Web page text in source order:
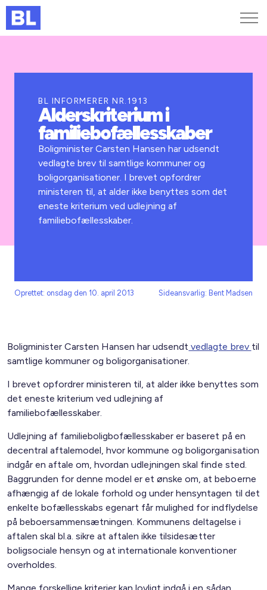
Kurser og arrangementer
Jobportalen
BL INFORMERER NR.1913
Alderskriterium i
familiebofællesskaber
Boligminister Carsten Hansen har udsendt
vedlagte brev til samtlige kommuner og
boligorganisationer. I brevet opfordrer
ministeren til, at alder ikke benyttes som det
eneste kriterium ved udlejning af
familiebofællesskaber.
Oprettet: onsdag den 10. april 2013 Sideansvarlig: Bent Madsen
Boligminister Carsten Hansen har udsendt vedlagte brev til
samtlige kommuner og boligorganisationer.
I brevet opfordrer ministeren til, at alder ikke benyttes som
det eneste kriterium ved udlejning af
familiebofællesskaber.
Udlejning af familieboligbofællesskaber er baseret på en
decentral aftalemodel, hvor kommune og boligorganisation
indgår en aftale om, hvordan udlejningen skal finde sted.
Baggrunden for denne model er et ønske om, at beboerne
afhængig af de lokale forhold og under hensyntagen til det
enkelte bofællesskabs egenart får mulighed for indflydelse
på beboersammensætningen. Kommunens deltagelse i
aftalen skal bl.a. sikre at aftalen ikke tilsidesætter
boligsociale hensyn og at internationale konventioner
overholdes.